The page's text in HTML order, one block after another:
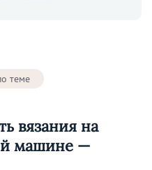
теме
вязания на
машине —